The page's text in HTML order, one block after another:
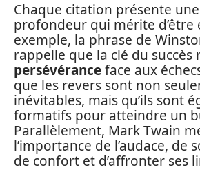
Chaque citation présente
profondeur qui mérite d’être
exemple, la phrase de
rappelle que la clé du succès
persévéranceface aux
que les revers sont non
inévitables, mais qu’ils sont
formatifs pour atteindre un
Parallèlement, Mark Twain
l’importance de l’audace, de
de confort et d’affronter ses